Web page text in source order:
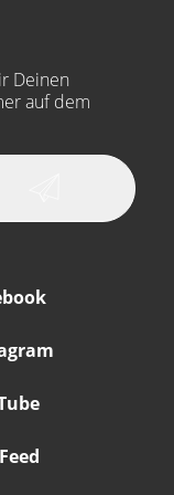
Deinen
auf dem